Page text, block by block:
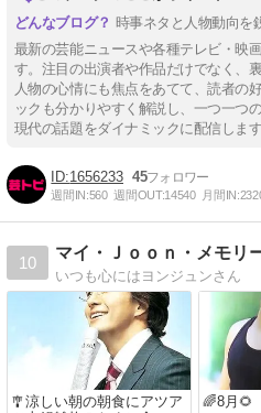
時事ネタと人物動向を
最新の芸能ニュースや各種テレビ・映
す。注目の出演者や作品だけでなく、
人物の心情にも焦点をあてて、読者の
ックも分かりやすく解説し、一つ一つ
現代の話題をダイナミックに配信します
1656233 45
週間IN:560 週間OUT:14540 月間IN:
10
マイ・Ｊｏｏｎ・メモリ
いつも心にはヨンジュンさん
🎐涼しい朝の朝食にアツア
🌈8月🌻